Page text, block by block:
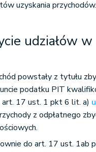
uzyskania przychodów.
udziałów w
powstały z tytułu
podatku PIT
17 ust. 1 pkt 6 lit. a)
z odpłatnego
do art. 17 ust. 1ab